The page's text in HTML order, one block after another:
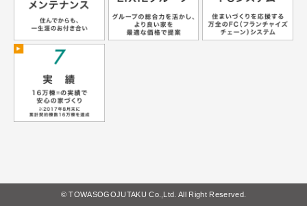
© TOWASOGOJUTAKU Co.,Ltd. All Right Reserved.